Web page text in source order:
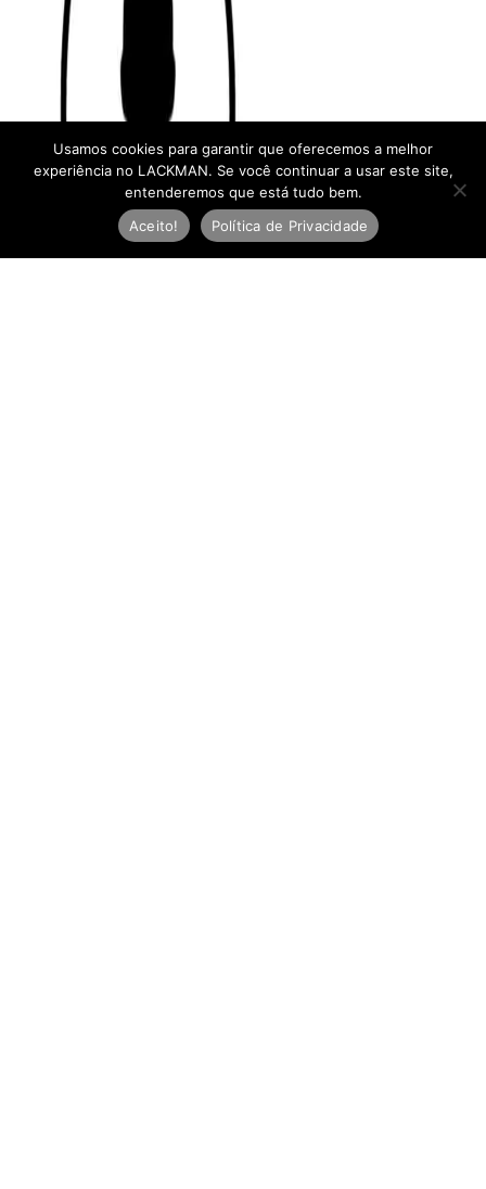
Usamos cookies para garantir que oferecemos a melhor
experiência no LACKMAN. Se você continuar a usar este site,
entenderemos que está tudo bem.
Aceito!
Política de Privacidade